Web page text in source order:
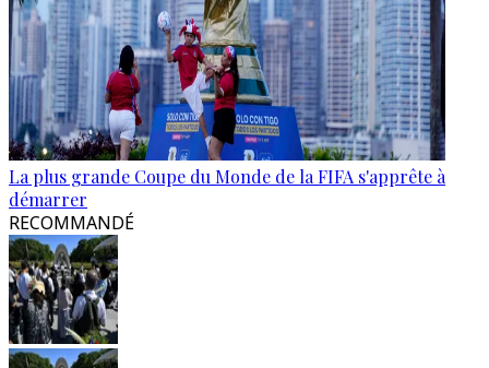
La plus grande Coupe du Monde de la FIFA s'apprête à
démarrer
RECOMMANDÉ